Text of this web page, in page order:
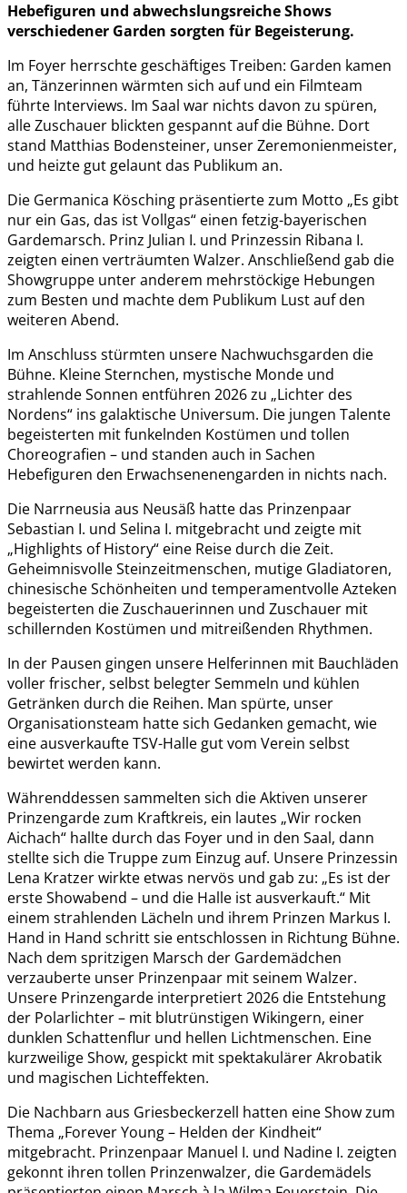
Hebefiguren und abwechslungsreiche Shows
verschiedener Garden sorgten für Begeisterung.
Im Foyer herrschte geschäftiges Treiben: Garden kamen
an, Tänzerinnen wärmten sich auf und ein Filmteam
führte Interviews. Im Saal war nichts davon zu spüren,
alle Zuschauer blickten gespannt auf die Bühne. Dort
stand Matthias Bodensteiner, unser Zeremonienmeister,
und heizte gut gelaunt das Publikum an.
Die Germanica Kösching präsentierte zum Motto „Es gibt
nur ein Gas, das ist Vollgas“ einen fetzig-bayerischen
Gardemarsch. Prinz Julian I. und Prinzessin Ribana I.
zeigten einen verträumten Walzer. Anschließend gab die
Showgruppe unter anderem mehrstöckige Hebungen
zum Besten und machte dem Publikum Lust auf den
weiteren Abend.
Im Anschluss stürmten unsere Nachwuchsgarden die
Bühne. Kleine Sternchen, mystische Monde und
strahlende Sonnen entführen 2026 zu „Lichter des
Nordens“ ins galaktische Universum. Die jungen Talente
begeisterten mit funkelnden Kostümen und tollen
Choreografien – und standen auch in Sachen
Hebefiguren den Erwachsenenengarden in nichts nach.
Die Narrneusia aus Neusäß hatte das Prinzenpaar
Sebastian I. und Selina I. mitgebracht und zeigte mit
„Highlights of History“ eine Reise durch die Zeit.
Geheimnisvolle Steinzeitmenschen, mutige Gladiatoren,
chinesische Schönheiten und temperamentvolle Azteken
begeisterten die Zuschauerinnen und Zuschauer mit
schillernden Kostümen und mitreißenden Rhythmen.
In der Pausen gingen unsere Helferinnen mit Bauchläden
voller frischer, selbst belegter Semmeln und kühlen
Getränken durch die Reihen. Man spürte, unser
Organisationsteam hatte sich Gedanken gemacht, wie
eine ausverkaufte TSV-Halle gut vom Verein selbst
bewirtet werden kann.
Währenddessen sammelten sich die Aktiven unserer
Prinzengarde zum Kraftkreis, ein lautes „Wir rocken
Aichach“ hallte durch das Foyer und in den Saal, dann
stellte sich die Truppe zum Einzug auf. Unsere Prinzessin
Lena Kratzer wirkte etwas nervös und gab zu: „Es ist der
erste Showabend – und die Halle ist ausverkauft.“ Mit
einem strahlenden Lächeln und ihrem Prinzen Markus I.
Hand in Hand schritt sie entschlossen in Richtung Bühne.
Nach dem spritzigen Marsch der Gardemädchen
verzauberte unser Prinzenpaar mit seinem Walzer.
Unsere Prinzengarde interpretiert 2026 die Entstehung
der Polarlichter – mit blutrünstigen Wikingern, einer
dunklen Schattenflur und hellen Lichtmenschen. Eine
kurzweilige Show, gespickt mit spektakulärer Akrobatik
und magischen Lichteffekten.
Die Nachbarn aus Griesbeckerzell hatten eine Show zum
Thema „Forever Young – Helden der Kindheit“
mitgebracht. Prinzenpaar Manuel I. und Nadine I. zeigten
gekonnt ihren tollen Prinzenwalzer, die Gardemädels